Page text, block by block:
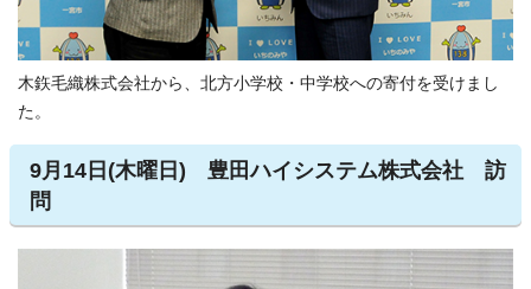
木鉃毛織株式会社から、北方小学校・中学校への寄付を受けまし
た。
9月14日(木曜日) 豊田ハイシステム株式会社 訪
問